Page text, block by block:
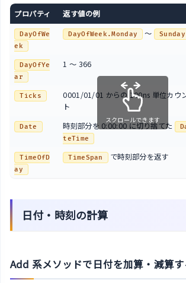
プロパティ 返す値の例
DayOfWe
ek
DayOfWeek.Monday ～ Sunday
DayOfYe
ar
1 ～ 366
Ticks
0001/01/01 からの 100ns 単位カウ
ト
Date 時刻部分を 0:00:00 に切り捨てた
teTime
TimeOfD
ay
TimeSpan で時刻部分を返す
スクロールできます
日付・時刻の計算
Add 系メソッドで日付を加算・減算す